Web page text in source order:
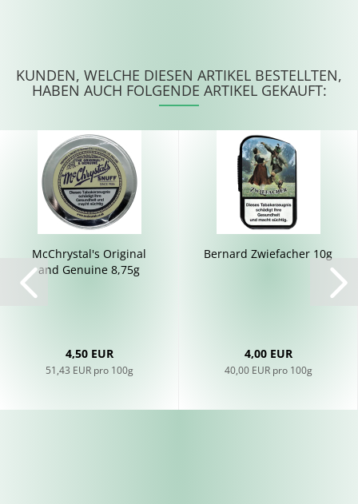
KUNDEN, WELCHE DIESEN ARTIKEL BESTELLTEN,
HABEN AUCH FOLGENDE ARTIKEL GEKAUFT:
Mc­Chrys­tal's Ori­gi­nal
and Ge­nui­ne 8,75g
4,50 EUR
51,43 EUR pro 100g
Ber­nard Zwie­fa­cher 10g
4,00 EUR
40,00 EUR pro 100g